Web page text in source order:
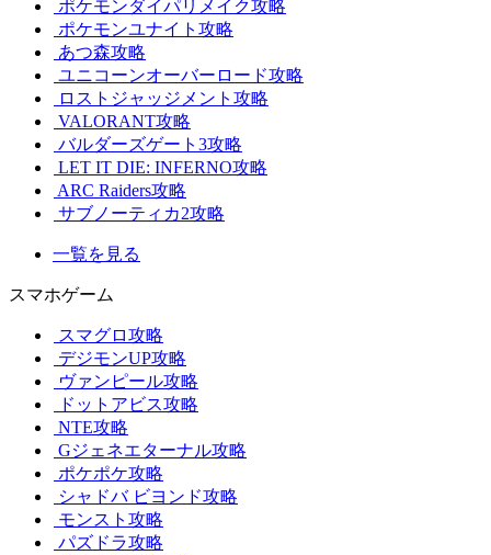
ポケモンダイパリメイク攻略
ポケモンユナイト攻略
あつ森攻略
ユニコーンオーバーロード攻略
ロストジャッジメント攻略
VALORANT攻略
バルダーズゲート3攻略
LET IT DIE: INFERNO攻略
ARC Raiders攻略
サブノーティカ2攻略
一覧を見る
スマホゲーム
スマグロ攻略
デジモンUP攻略
ヴァンピール攻略
ドットアビス攻略
NTE攻略
Gジェネエターナル攻略
ポケポケ攻略
シャドバ ビヨンド攻略
モンスト攻略
パズドラ攻略